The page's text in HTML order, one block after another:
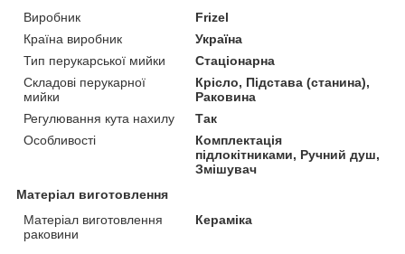
Виробник
Frizel
Країна виробник
Україна
Тип перукарської мийки
Стаціонарна
Складові перукарної
мийки
Крісло, Підстава (станина),
Раковина
Регулювання кута нахилу
Так
Особливості
Комплектація
підлокітниками, Ручний душ,
Змішувач
Матеріал виготовлення
Матеріал виготовлення
раковини
Кераміка